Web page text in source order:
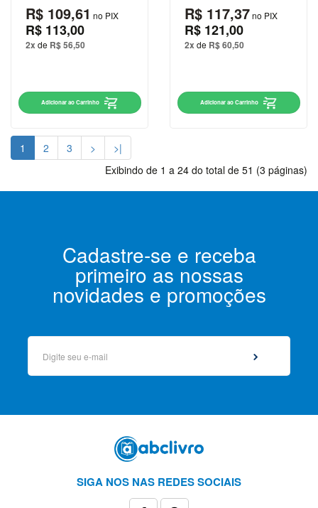
Chat
WhatsApp
Envie-
R$ 109,61 no PIX
R$ 113,00
2x de R$ 56,50
Adicionar ao Carrinho
R$ 117,37no PIX
R$ 121,00
2x de R$ 60,50
Adicionar ao Carrinho
1 2 3 >
>|
Exibindo de 1 a 24 do total de 51 (3 páginas)
Cadastre-se e receba
primeiro as nossas
novidades e promoções
SIGA NOS NAS REDES SOCIAIS